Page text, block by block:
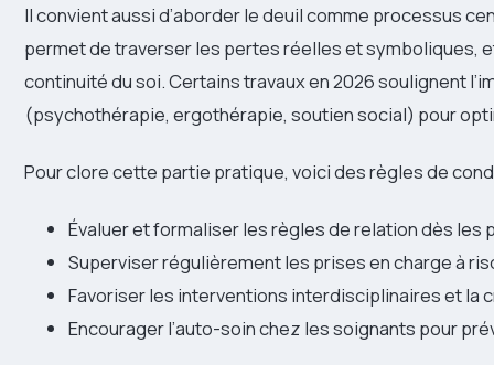
Il convient aussi d’aborder le deuil comme processus
permet de traverser les pertes réelles et symboliques,
continuité du soi. Certains travaux en 2026 soulignent
(psychothérapie, ergothérapie, soutien social) pour
Pour clore cette partie pratique, voici des règles de
Évaluer et formaliser les règles de relation dès les
Superviser régulièrement les prises en charge à
Favoriser les interventions interdisciplinaires et la
Encourager l’auto-soin chez les soignants pour